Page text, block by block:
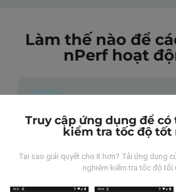
Làm thế nào để
nPerf hoạt
Những dữ liệu này đến từ
Dữ liệu được thu thập từ các lần đo
Truy cập ứng dụng để
kiểm tra tốc độ tốt
Tại sao giải quyết cho ít hơn? Tải ứng dụng
nghiệm kiểm tra tốc độ tối